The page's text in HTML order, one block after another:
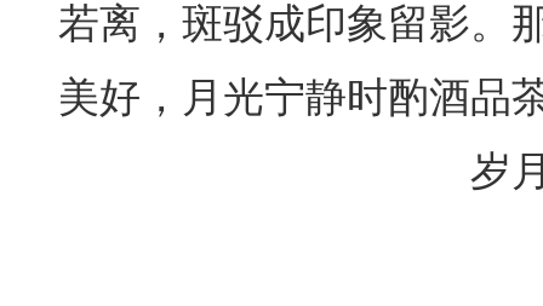
若离，斑驳成印象留影。
美好，月光宁静时酌酒品
岁